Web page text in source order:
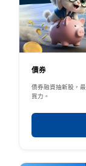
債券
債券融資抽新股，
買力。